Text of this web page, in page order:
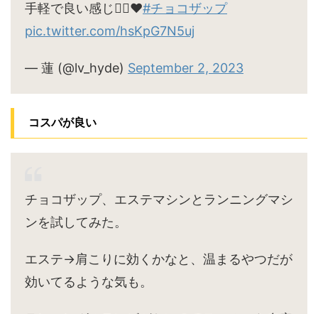
手軽で良い感じ🙆‍♀️♥#チョコザップ
pic.twitter.com/hsKpG7N5uj
— 蓮 (@lv_hyde) September 2, 2023
コスパが良い
チョコザップ、エステマシンとランニングマシ
ンを試してみた。
エステ→肩こりに効くかなと、温まるやつだが
効いてるような気も。